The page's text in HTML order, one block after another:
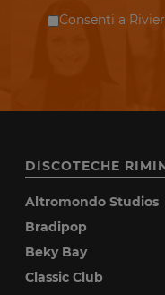
Consenti a
DISCOTECHE
Altromondo Studios
Bradipop
Beky Bay
Classic Club